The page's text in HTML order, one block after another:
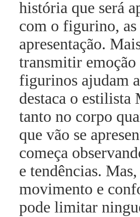
história que será
com o figurino, as
apresentação.
transmitir
figurinos ajudam
destaca o estilista
tanto no corpo
que vão se
começa
e tendências.
movimento e
pode limitar